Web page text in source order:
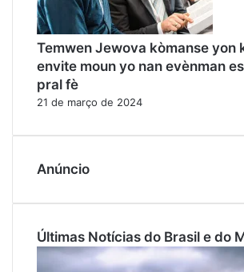
Temwen Jewova kòmanse yon
envite moun yo nan evènman
pral fè
21 de março de 2024
Anúncio
Últimas Notícias do Brasil e do